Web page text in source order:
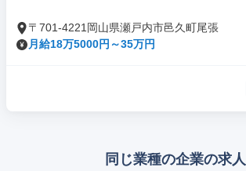
〒701-4221岡山県瀬戸内市邑久町尾張
月給18万5000円～35万円
同じ業種の企業の求人